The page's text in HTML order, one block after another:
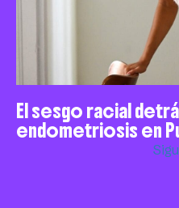
El sesgo racial
endometriosis en